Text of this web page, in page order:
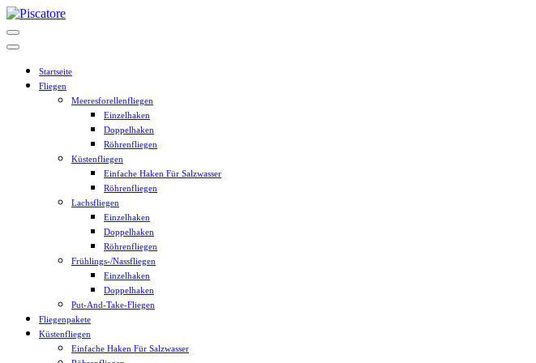
Zum
Inhalt
springen
Startseite
Fliegen
Meeresforellenfliegen
Einzelhaken
Doppelhaken
Röhrenfliegen
Küstenfliegen
Einfache Haken Für Salzwasser
Röhrenfliegen
Lachsfliegen
Einzelhaken
Doppelhaken
Röhrenfliegen
Frühlings-/Nassfliegen
Einzelhaken
Doppelhaken
Put-And-Take-Fliegen
Fliegenpakete
Küstenfliegen
Einfache Haken Für Salzwasser